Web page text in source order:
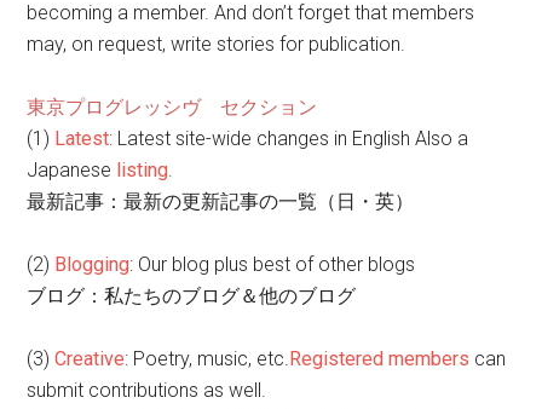
becoming a member. And don’t forget that members
may, on request, write stories for publication.
東京プログレッシヴ セクション
(1) Latest: Latest site-wide changes in English Also a
Japanese listing.
最新記事：最新の更新記事の一覧（日・英）
(2) Blogging: Our blog plus best of other blogs
ブログ：私たちのブログ＆他のブログ
(3)Creative: Poetry, music, etc.Registered members can
submit contributions as well.